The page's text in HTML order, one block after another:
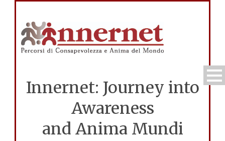
Innernet: Journey into
Awareness
and Anima Mundi